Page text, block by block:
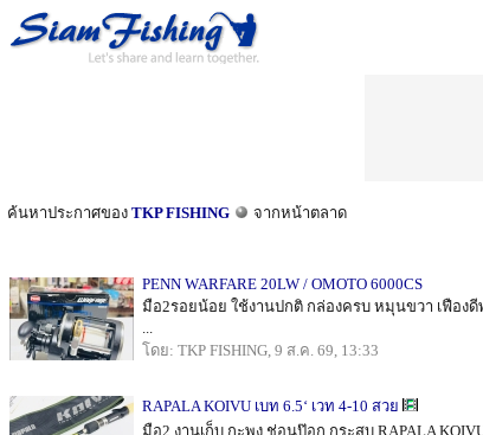
ค้นหาประกาศของ TKP FISHING จากหน้าตลาด
PENN WARFARE 20LW / OMOTO 6000CS
มือ2รอยน้อย ใช้งานปกติ กล่องครบ หมุนขวา เฟืองดี
...
โดย: TKP FISHING, 9 ส.ค. 69, 13:33
RAPALA KOIVU เบท 6.5‘ เวท 4-10 สวย
มือ2 งานเก็บ กะพง ช่อนป๊อก กระสูบ RAPALA